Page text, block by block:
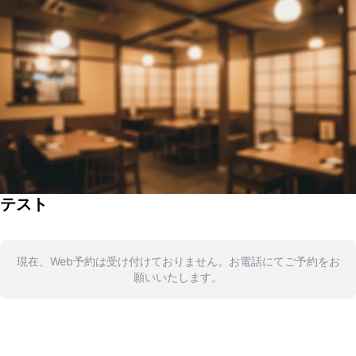
テスト
現在、Web予約は受け付けておりません。お電話にてご予約をお
願いいたします。